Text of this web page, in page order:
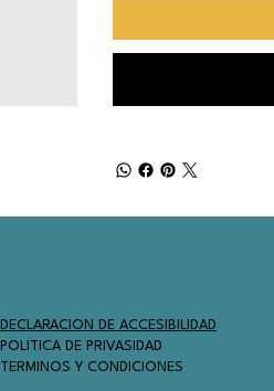
DECLARACION DE ACCESIBILIDAD
POLITICA DE PRIVASIDAD
TERMINOS Y CONDICIONES